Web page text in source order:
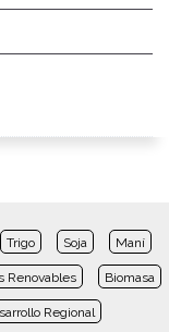
Trigo Soja Maní
Renovables Biomasa
Regional